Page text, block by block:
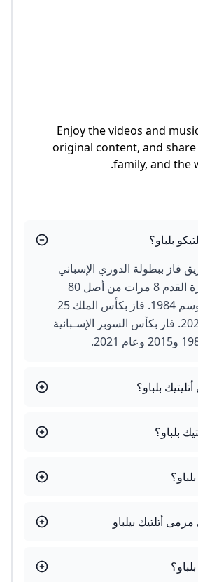
Enjoy the videos and
original content, and
family, and the
بلباو؟
فاز ببطولة الدوري الإسباني
الدرجة الأولى لـكرة القدم 8 مرات من أصل 80
مشاركة، آخرها موسم 1984. فاز بكأس الملك 25
مرة، آخرها عام 2024. فاز بكأس السوبر الإسـبانية
بلباو؟
بلباو؟
أتلتيك بيلباو